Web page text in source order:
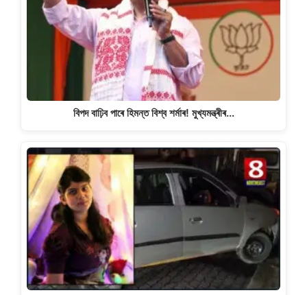
বিপদ বাঢ়িব পাৰে হিমন্ত বিশ্ব শৰ্মাৰ! মুখ্যমন্ত্ৰীৰ…